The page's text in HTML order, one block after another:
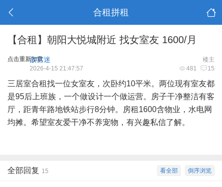
合租拼租
【合租】朝阳大悦城附近 找女室友 1600/月
点击重新加载 楼主
故宫迷
481 15
2026-4-15 21:47:57
三居室合租找一位女室友，次卧约10平米。两位现有室友都
是95后上班族，一个做设计一个做运营。房子干净整洁有客
厅，距青年路地铁站步行8分钟。房租1600含物业，水电网
均摊。希望室友爱干净不养宠物，有兴趣私信了解。
倒序浏览
看全部
全部回复 15